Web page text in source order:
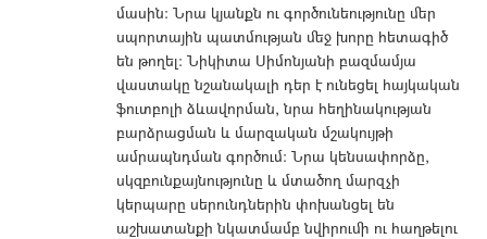
մասին։ Նրա կյանքն ու գործունեությունը մեր
սպորտային պատմության մեջ խորը հետագիծ
են թողել։ Նիկիտա Սիմոնյանի բազմամյա
վաստակը նշանակալի դեր է ունեցել հայկական
ֆուտբոլի ձևավորման, նրա հեղինակության
բարձրացման և մարզական մշակույթի
ամրապնդման գործում։ Նրա կենսափորձը,
սկզբունքայնությունը և մտածող մարզչի
կերպարը սերունդներին փոխանցել են
աշխատանքի նկատմամբ նվիրումի ու հաղթելու